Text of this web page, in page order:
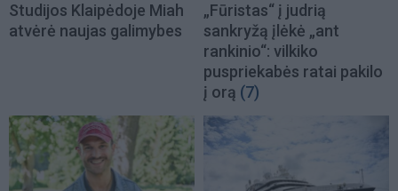
Studijos Klaipėdoje Miah
atvėrė naujas galimybes
„Fūristas“ į judrią
sankryžą įlėkė „ant
rankinio“: vilkiko
puspriekabės ratai pakilo
į orą (7)